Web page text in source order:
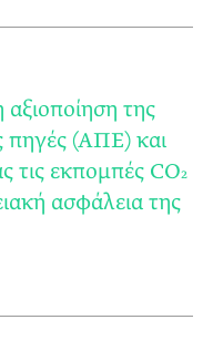
της
πηγές (ΑΠΕ) και
τις εκπομπές CO₂
ασφάλεια της